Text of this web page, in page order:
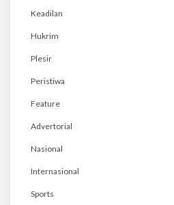
Keadilan
Hukrim
Plesir
Peristiwa
Feature
Advertorial
Nasional
Internasional
Sports